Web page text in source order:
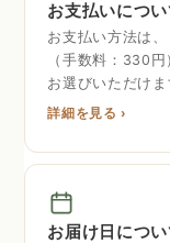
お支払いについ
お支払い方法は
（手数料：330
お選びいただけま
詳細を見る ›
お届け日につい